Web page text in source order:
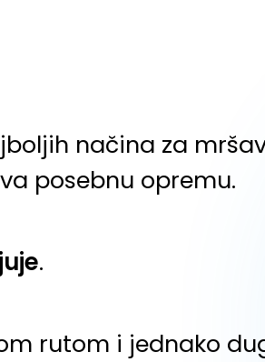
načina za
posebnu opremu.
.
rutom i jednako